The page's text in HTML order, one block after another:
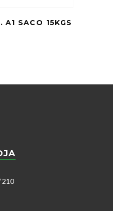
A1 SACO 15KGS
210